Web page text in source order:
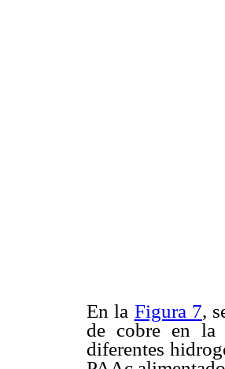
En la Figura 7,
de cobre en la
diferentes